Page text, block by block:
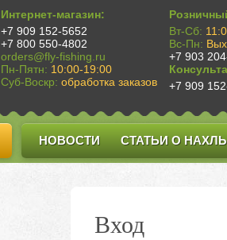
Интернет-магазин:
+7 909 152-5652
+7 800 550-4802
orders@fly-fishing.ru
Пн-Пятн: 10:00-19:00
Суб-Воскр: обработка заказов
Вт-Сб:
Вс-Пн:
+7 903
+7 909
НОВОСТИ СТАТЬИ О
Вход